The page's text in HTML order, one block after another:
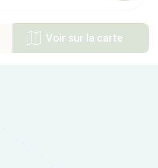
Voir sur la carte